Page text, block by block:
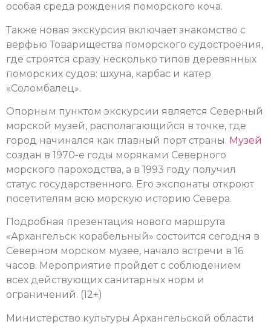
особая среда рождения поморского коча.
Также новая экскурсия включает знакомство с
верфью Товарищества поморского судостроения,
где строятся сразу несколько типов деревянных
поморских судов: шхуна, карбас и катер
«Соломбалец».
Опорным пунктом экскурсии является Северный
морской музей, располагающийся в точке, где
город начинался как главный порт страны. Музей
создан в 1970-е годы моряками Северного
морского пароходства, а в 1993 году получил
статус государственного. Его экспонаты откроют
посетителям всю морскую историю Севера.
Подробная презентация нового маршрута
«Архангельск корабельный» состоится сегодня в
Северном морском музее, начало встречи в 16
часов. Мероприятие пройдет с соблюдением
всех действующих санитарных норм и
ограничений. (12+)
Министерство культуры Архангельской области